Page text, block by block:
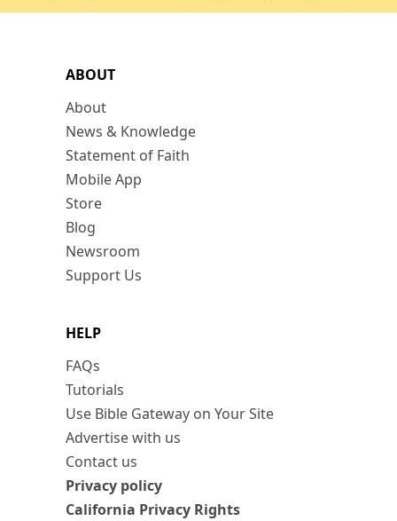
ABOUT
About
News & Knowledge
Statement of Faith
Mobile App
Store
Blog
Newsroom
Support Us
HELP
FAQs
Tutorials
Use Bible Gateway on Your Site
Advertise with us
Contact us
Privacy policy
California Privacy Rights